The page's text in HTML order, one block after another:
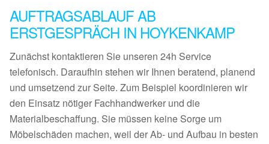
AUFTRAGSABLAUF AB
ERSTGESPRÄCH IN HOYKENKAMP
Zunächst kontaktieren Sie unseren 24h Service
telefonisch. Daraufhin stehen wir Ihnen beratend, planend
und umsetzend zur Seite. Zum Beispiel koordinieren wir
den Einsatz nötiger Fachhandwerker und die
Materialbeschaffung. Sie müssen keine Sorge um
Möbelschäden machen, weil der Ab- und Aufbau in besten